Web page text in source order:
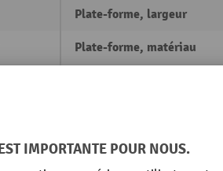
Plate-forme, largeur
Plate-forme, matériau
Propriétés